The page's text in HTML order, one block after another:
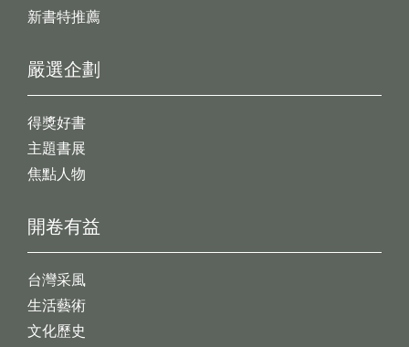
新書特推薦
開卷有益
台灣采風
生活藝術
文化歷史
嚴選企劃
得獎好書
主題書展
焦點人物